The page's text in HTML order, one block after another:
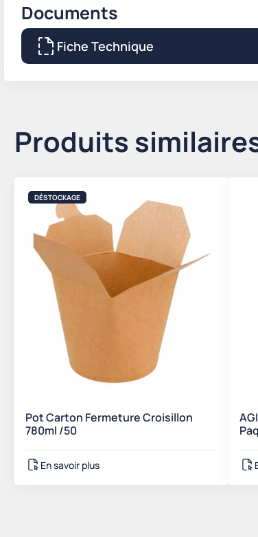
Documents
Fiche Technique
Produits
DÉSTOCKAGE
Pot Carton Fermeture Croisillon
780ml /50
En savoir plus